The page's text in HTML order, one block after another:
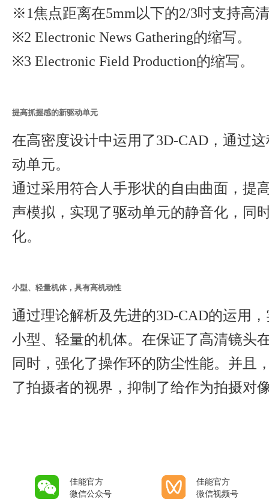
※1焦点距离在5mm以下的2/3吋支持高
※2 Electronic News Gathering的缩写。
※3 Electronic Field Production的缩写。
提高抓握感的新驱动单元
在高密度设计中运用了3D-CAD，通过
动单元。
通过采用符合人手形状的自由曲面，提
声模拟，实现了驱动单元的静音化，同
化。
小型、轻量机体，具有高机动性
通过理论解析及先进的3D-CAD的运用
小型、轻量的机体。在保证了高清镜头
同时，强化了操作环的防尘性能。并且
了拍摄者的视界，抑制了给作为拍摄对
佳能官方
微信公众号
佳能官方
微信视频号